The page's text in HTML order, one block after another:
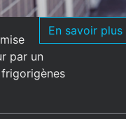
En savoir plus
par un